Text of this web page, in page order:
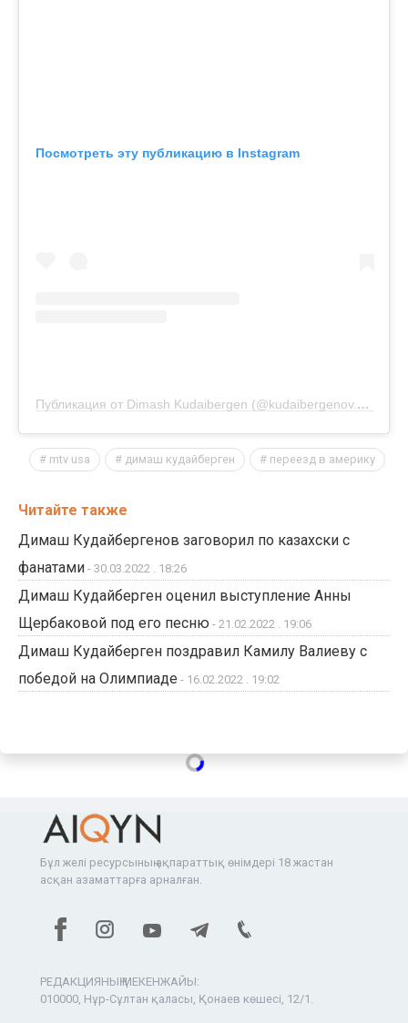
Посмотреть эту публикацию в Instagram
Публикация от Dimash Kudaibergen (@kudaibergenov.dimash)
mtv usa димаш кудайберген переезд в америку
Читайте также
Димаш Кудайбергенов заговорил по казахски с
фанатами - 30.03.2022 . 18:26
Димаш Кудайберген оценил выступление Анны
Щербаковой под его песню - 21.02.2022 . 19:06
Димаш Кудайберген поздравил Камилу Валиеву с
победой на Олимпиаде - 16.02.2022 . 19:02
Бұл желі ресурсының ақпараттық өнімдері 18 жастан
асқан азаматтарға арналған.
РЕДАКЦИЯНЫҢ МЕКЕНЖАЙЫ:
010000, Нұр-Сұлтан қаласы, Қонаев көшесі, 12/1.